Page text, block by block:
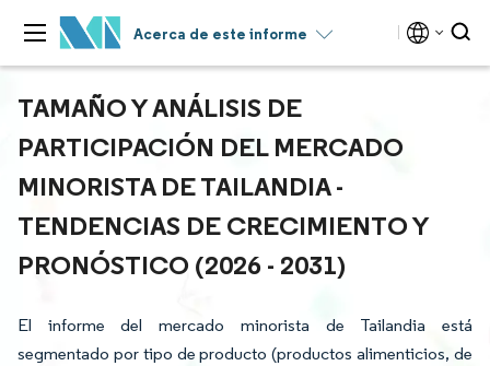
Acerca de este informe
TAMAÑO Y ANÁLISIS DE
PARTICIPACIÓN DEL MERCADO
MINORISTA DE TAILANDIA -
TENDENCIAS DE CRECIMIENTO Y
PRONÓSTICO (2026 - 2031)
El informe del mercado minorista de Tailandia está
segmentado por tipo de producto (productos alimenticios, de